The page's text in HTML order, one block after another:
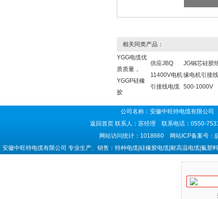
相关同类产品：
YGG电缆优
质质量，
YGGP硅橡
胶
供应JBQ
11400V电机
引接线电缆
JG铜芯硅胶
缘电机引接线
500-1000V
公司名称：安徽中旺特电缆有限公
返回首页 联系人：苏经理 联系电话：0550-
网站访问统计：1018660 网站ICP备案号：
安徽中旺特电缆有限公司 专业生产、销售：特种电缆|硅橡胶电缆|耐高温电缆|氟